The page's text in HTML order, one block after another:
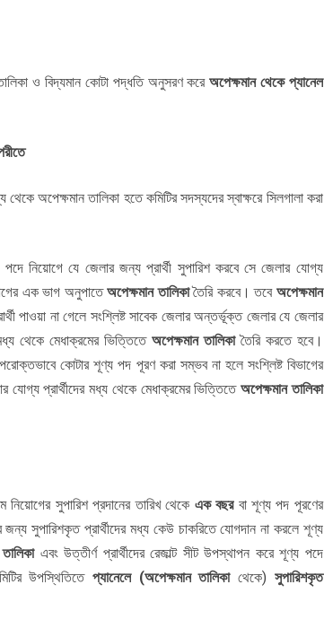
ও বিদ্যমান কোটা পদ্ধতি অনুসরণ করেঅপেক্ষমান থেকে প্যানেল
থেকে অপেক্ষমান তালিকা হতে কমিটির সদস্যদের স্বাক্ষরে সিলগালা করা
নিয়োগে যে জেলার জন্য প্রার্থী সুপারিশ করবে সে জেলার যোগ্য
এক ভাগ অনুপাতেঅপেক্ষমান তালিকাতৈরি করবে। তবে অপেক্ষমান
পাওয়া না গেলে সংশ্লিষ্ট সাবেক জেলার অন্তর্ভূক্ত জেলার যে জেলার
থেকে মেধাক্রমের ভিত্তিতে অপেক্ষমান তালিকাতৈরি করতে হবে।
কোটার শূণ্য পদ পূরণ করা সম্ভব না হলে সংশ্লিষ্ট বিভাগের
যোগ্য প্রার্থীদের মধ্য থেকে মেধাক্রমের ভিত্তিতেঅপেক্ষমান তালিকা
নিয়োগের সুপারিশ প্রদানের তারিখ থেকে এক বছরবা শূণ্য পদ পূরণের
সুপারিশকৃত প্রার্থীদের মধ্য কেউ চাকরিতে যোগদান না করলে শূণ্য
এবং উত্তীর্ণ প্রার্থীদের রেজাল্ট সীট উপস্থাপন করে শূণ্য পদে
উপস্থিতিতেপ্যানেলে (অপেক্ষমান তালিকাথেকে) সুপারিশকৃত